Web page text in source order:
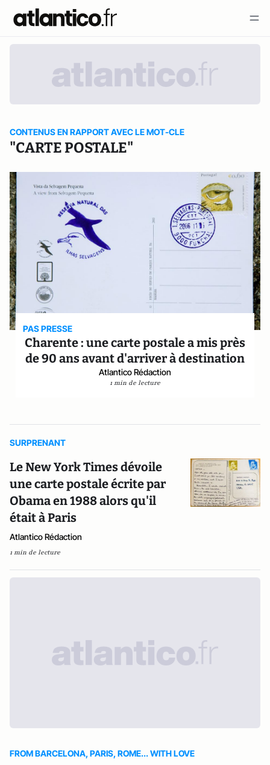
CONTENUS EN RAPPORT AVEC LE MOT-CLE
"CARTE POSTALE"
PAS PRESSE
Charente : une carte postale a mis près
de 90 ans avant d'arriver à destination
Atlantico Rédaction
1 min de lecture
SURPRENANT
Le New York Times dévoile
une carte postale écrite par
Obama en 1988 alors qu'il
était à Paris
Atlantico Rédaction
1 min de lecture
FROM BARCELONA, PARIS, ROME... WITH LOVE